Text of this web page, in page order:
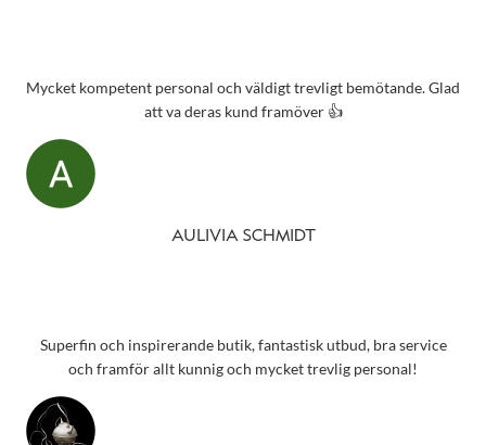
Mycket kompetent personal och väldigt trevligt bemötande. Glad
att va deras kund framöver 👍
AULIVIA SCHMIDT
Superfin och inspirerande butik, fantastisk utbud, bra service
och framför allt kunnig och mycket trevlig personal!